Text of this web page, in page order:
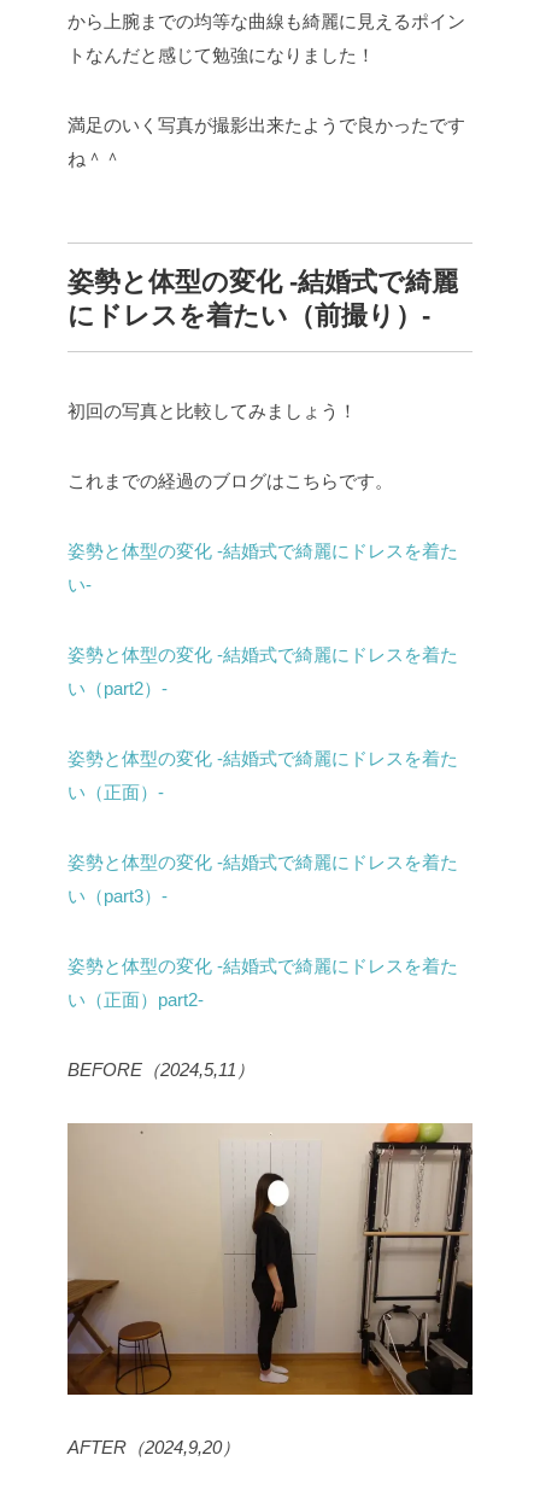
から上腕までの均等な曲線も綺麗に見えるポイン
トなんだと感じて勉強になりました！
満足のいく写真が撮影出来たようで良かったです
ね＾＾
姿勢と体型の変化 -結婚式で綺麗
にドレスを着たい（前撮り）-
初回の写真と比較してみましょう！
これまでの経過のブログはこちらです。
姿勢と体型の変化 -結婚式で綺麗にドレスを着た
い-
姿勢と体型の変化 -結婚式で綺麗にドレスを着た
い（part2）-
姿勢と体型の変化 -結婚式で綺麗にドレスを着た
い（正面）-
姿勢と体型の変化 -結婚式で綺麗にドレスを着た
い（part3）-
姿勢と体型の変化 -結婚式で綺麗にドレスを着た
い（正面）part2-
BEFORE（2024,5,11）
AFTER（2024,9,20）